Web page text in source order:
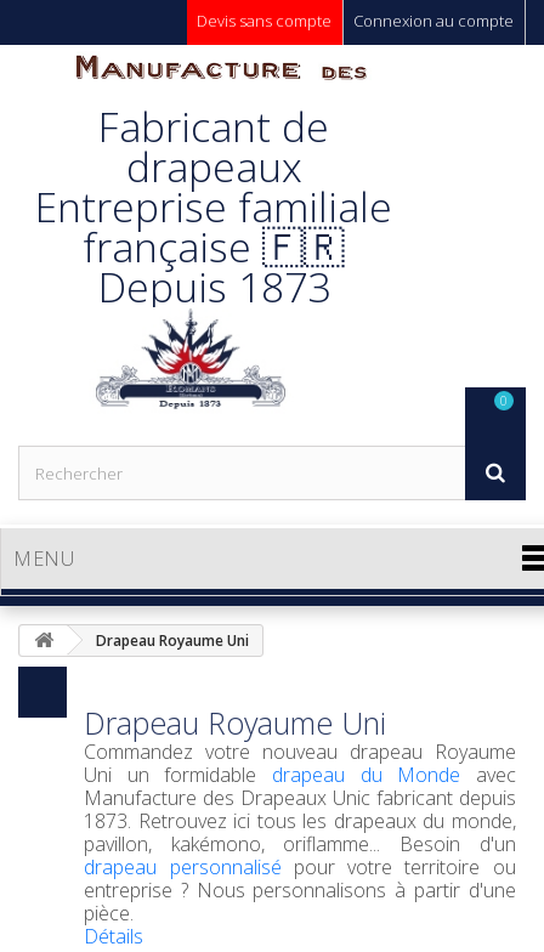
Connexion au compte
Devis sans compte
Manufacture
Des
Drapeaux
Unic s.a.
Fabricant de
drapeaux
Entreprise familiale
française 🇫🇷
Depuis 1873
MENU
0
Drapeau Royaume Uni
Drapeau Royaume Uni
Commandez votre nouveau drapeau Royaume
Uni un formidable drapeau du Monde avec
Manufacture des Drapeaux Unic fabricant depuis
1873. Retrouvez ici tous les drapeaux du monde,
pavillon, kakémono, oriflamme... Besoin d'un
drapeau personnalisé pour votre territoire ou
entreprise ? Nous personnalisons à partir d'une
pièce.
Détails